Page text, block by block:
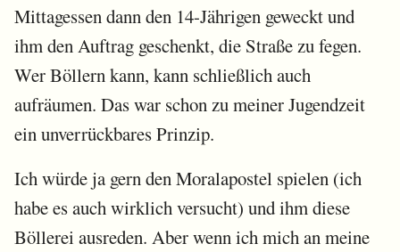
Mittagessen dann den 14-Jährigen geweckt und
ihm den Auftrag geschenkt, die Straße zu fegen.
Wer Böllern kann, kann schließlich auch
aufräumen. Das war schon zu meiner Jugendzeit
ein unverrückbares Prinzip.
Ich würde ja gern den Moralapostel spielen (ich
habe es auch wirklich versucht) und ihm diese
Böllerei ausreden. Aber wenn ich mich an meine